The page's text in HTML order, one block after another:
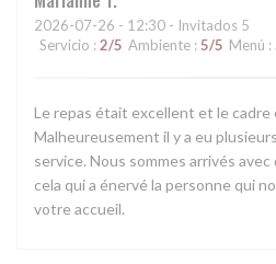
2026-07-26 - 12:30 - Invitados 5
Servicio : 2/5 Ambiente : 5/5 Menú :
Le repas était excellent et le cadre
Malheureusement il y a eu
service. Nous sommes arrivés
cela qui a énervé la personne qui
votre accueil.